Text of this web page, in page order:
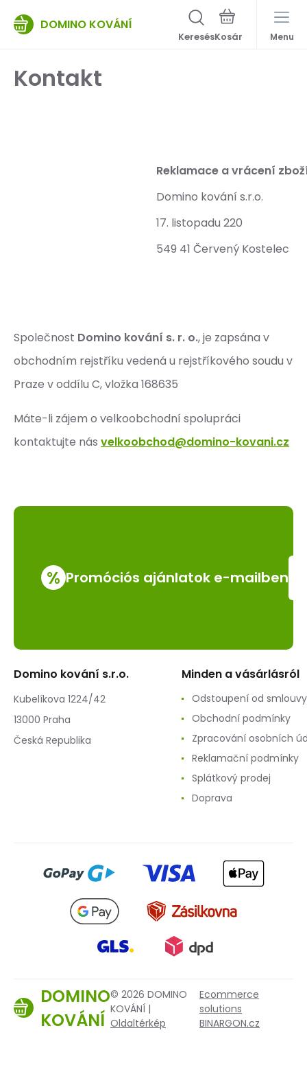
DOMINO KOVÁNÍ
Keresés Menu
Kontakt
Reklamace a vrácení
Domino kování s.r.o.
17. listopadu 220
549 41 Červený Kostelec
Společnost Domino kování s. r. o., je zapsána v
obchodním rejstříku vedená u rejstříkového soudu v
Praze v oddílu C, vložka 168635
Máte-li zájem o velkoobchodní spolupráci
kontaktujte nás velkoobchod@domino-kovani.cz
% Promóciós ajánlatok e-mailben
Domino kování s.r.o.
Kubelíkova 1224/42
13000 Praha
Česká Republika
Minden a vásárlásról
Odstoupení od smlouvy
Obchodní podmínky
Zpracování osobních
Reklamační podmínky
Splátkový prodej
Doprava
DOMINO
KOVÁNÍ
© 2026 DOMINO
KOVÁNÍ |
Oldaltérkép
Ecommerce
solutions
BINARGON.cz